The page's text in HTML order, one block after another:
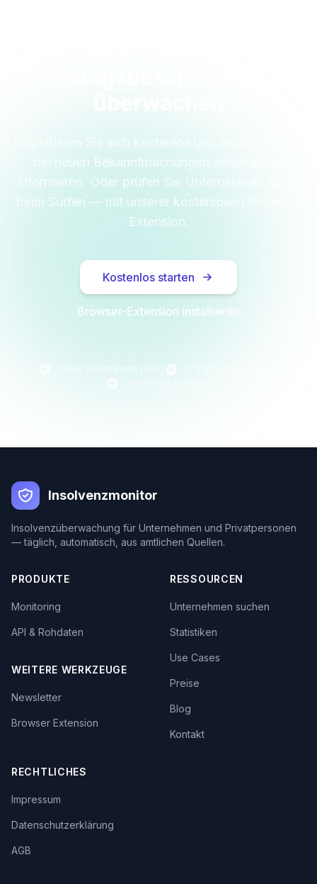
Registrieren Sie sich kostenlos und lassen Sie sich
bei neuen Bekanntmachungen automatisch
informieren. Oder prüfen Sie Unternehmen direkt
beim Surfen — mit unserer kostenlosen Browser-
Extension.
Kostenlos starten
Browser-Extension installieren
Insolvenzmonitor
Insolvenzüberwachung für Unternehmen und Privatpersonen
— täglich, automatisch, aus amtlichen Quellen.
PRODUKTE
Monitoring
API & Rohdaten
WEITERE WERKZEUGE
Newsletter
Browser Extension
RESSOURCEN
Unternehmen suchen
Statistiken
Use Cases
Preise
Blog
Kontakt
RECHTLICHES
Impressum
Datenschutzerklärung
AGB